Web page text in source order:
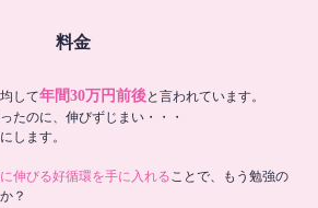
料金
して年間30万円前後と言われています。
たのに、伸びずじまい・・・
します。
伸びる好循環を手に入れる ことで、もう勉強の
？